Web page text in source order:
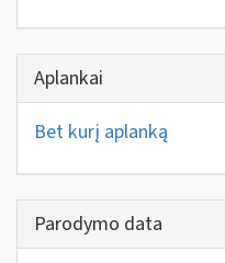
Aplankai
Bet kurį aplanką
Parodymo data